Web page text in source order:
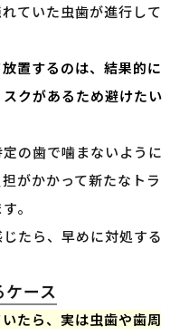
ていた虫歯が進行して
置するのは、結果的に
クがあるため避けたい
の歯で噛まないように
がかかって新たなトラ
。
たら、早めに対処する
ース
たら、実は虫歯や歯周